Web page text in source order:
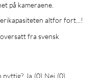
krystallklart med kraftig
på kameraene.
altfor fort...!
fra svensk
nyttig? Ja (0) Nei (0)